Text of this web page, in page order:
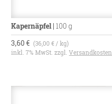
Kapernäpfel|100 g
3,60 € (36,00 € / kg)
inkl. 7% MwSt. zzgl.Versandkosten